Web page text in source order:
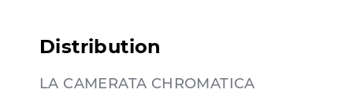
Distribution
LA CAMERATA CHROMATICA